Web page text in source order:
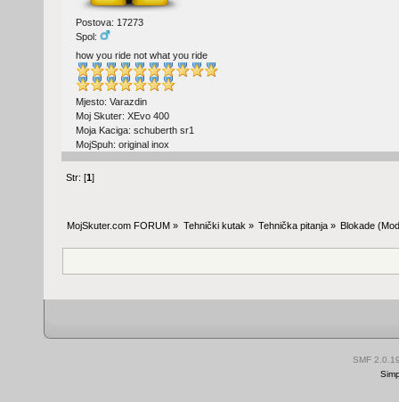
Postova: 17273
Spol:
how you ride not what you ride
Mjesto: Varazdin
Moj Skuter: XEvo 400
Moja Kaciga: schuberth sr1
MojSpuh: original inox
Str: [1]
MojSkuter.com FORUM » Tehnički kutak » Tehnička pitanja» Blokade
SMF